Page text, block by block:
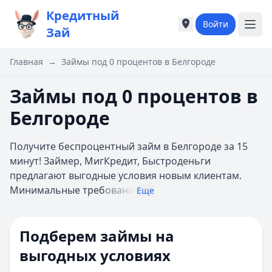
Кредитный
Зай
Города России
Москва
Казань
Б
Барнаул
Белгород
Города России
Москва
Казань
Б
Барнаул
Белгород
Войти
Главная → Займы под 0 процентов в Белгороде
Займы под 0 процентов в
Белгороде
Получите беспроцентный займ в Белгороде за 15
минут! Займер, МигКредит, Быстроденьги
предлагают выгодные условия новым клиентам.
Минимальные требовани Еще
Подберем займы на
выгодных условиях